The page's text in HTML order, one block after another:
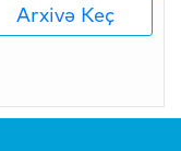
Arxivə Keç